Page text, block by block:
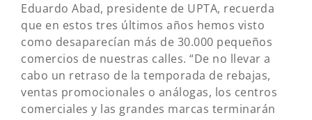
Eduardo Abad, presidente de UPTA, recuerda
que en estos tres últimos años hemos visto
como desaparecían más de 30.000 pequeños
comercios de nuestras calles. “De no llevar a
cabo un retraso de la temporada de rebajas,
ventas promocionales o análogas, los centros
comerciales y las grandes marcas terminarán